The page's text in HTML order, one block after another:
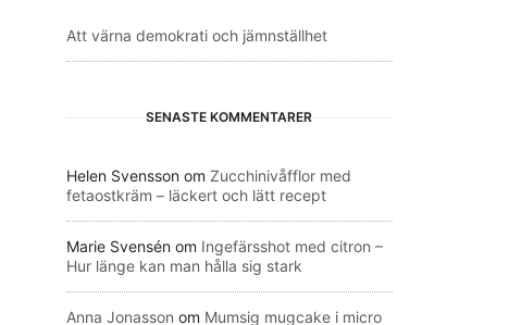
Att värna demokrati och jämnställhet
SENASTE KOMMENTARER
Helen Svensson om Zucchinivåfflor med
fetaostkräm – läckert och lätt recept
Marie Svensén om Ingefärsshot med citron –
Hur länge kan man hålla sig stark
Anna Jonasson om Mumsig mugcake i micro